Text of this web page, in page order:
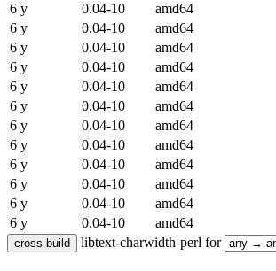
6 y
0.04-10 amd64
6 y
0.04-10 amd64
6 y
0.04-10 amd64
6 y
0.04-10 amd64
6 y
0.04-10 amd64
6 y
0.04-10 amd64
6 y
0.04-10 amd64
6 y
0.04-10 amd64
6 y
0.04-10 amd64
6 y
0.04-10 amd64
6 y
0.04-10 amd64
6 y
0.04-10 amd64
libtext-charwidth-perl for